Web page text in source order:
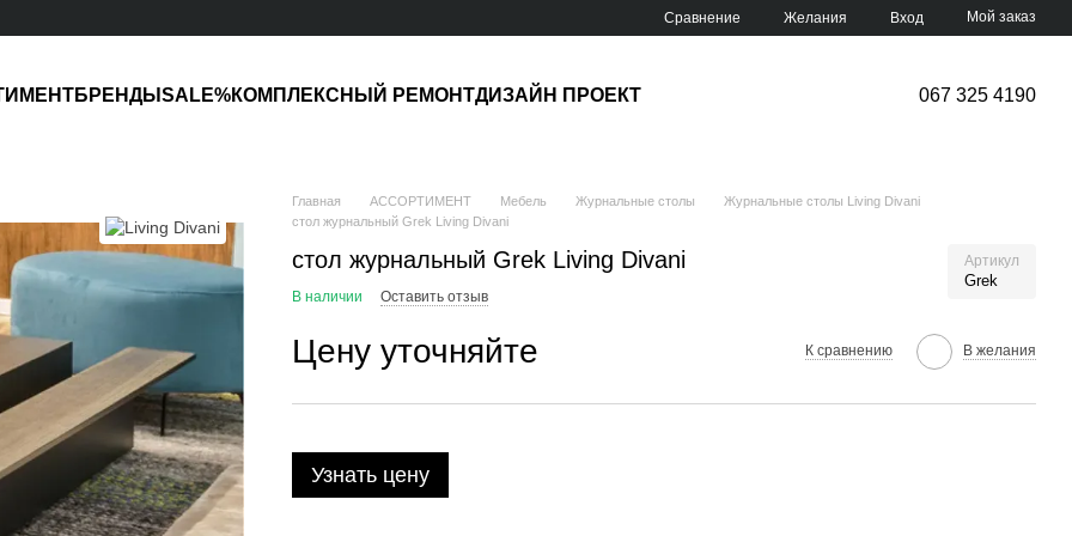
Сравнение Желания Вход Мой заказ
БРЕНДЫ SALE%КОМПЛЕКСНЫЙ РЕМОНТДИЗАЙН ПРОЕКТ 067 325 4190
Главная АССОРТИМЕНТ Мебель Журнальные столы
Журнальные столы Living Divani
стол журнальный Grek Living Divani
стол журнальный Grek Living Divani Артикул
Grek
В наличии Оставить отзыв
Цену уточняйте К сравнению В желания
Узнать цену